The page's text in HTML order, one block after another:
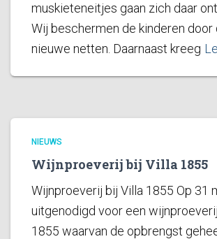
muskieteneitjes gaan zich daar
Wij beschermen de kinderen door
nieuwe netten. Daarnaast kreeg
NIEUWS
Wijnproeverij bij Villa 1855
Wijnproeverij bij Villa 1855 Op 31
uitgenodigd voor een
1855 waarvan de opbrengst